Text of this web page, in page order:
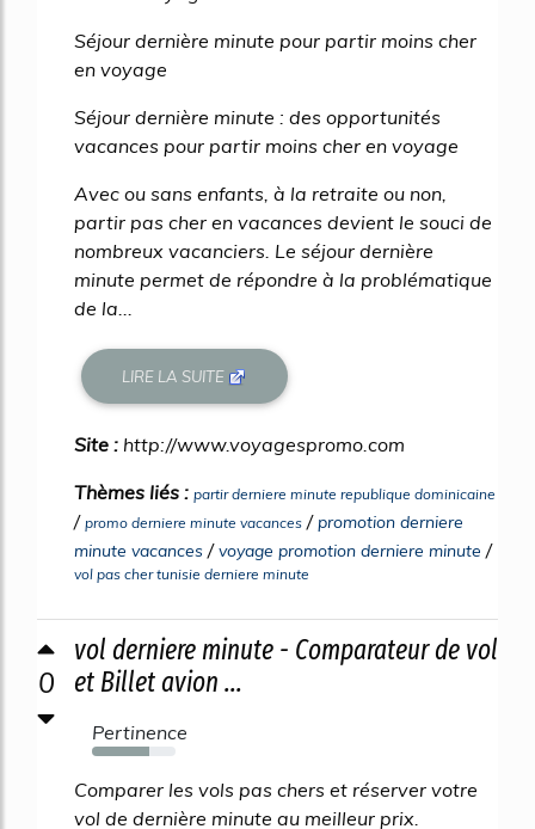
Séjour dernière minute pour partir moins cher
en voyage
Séjour dernière minute : des opportunités
vacances pour partir moins cher en voyage
Avec ou sans enfants, à la retraite ou non,
partir pas cher en vacances devient le souci de
nombreux vacanciers. Le séjour dernière
minute permet de répondre à la problématique
de la...
LIRE LA SUITE
Site : http://www.voyagespromo.com
Thèmes liés : partir derniere minute republique dominicaine
/ promo derniere minute vacances /promotion derniere
minute vacances /voyage promotion derniere minute /
vol pas cher tunisie derniere minute
0
vol derniere minute - Comparateur de vol
et Billet avion ...
Pertinence
68%
Comparer les vols pas chers et réserver votre
vol de dernière minute au meilleur prix.